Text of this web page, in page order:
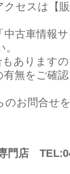
セスは【
中古車情報
あります
無をご確
のお問合せ
門店